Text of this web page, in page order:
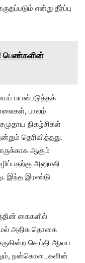
என்று தீர்ப்பு
பெண்களின்
பயன்படுத்தக்
பாலம்
நிகழ்சிகள்
தெரிவித்தது.
ஆகும்
அனுமதி
இந்த இரண்டு
கைகளில்
அதிக தொகை
செய்தி ஆலய
நன்கொடைகளின்